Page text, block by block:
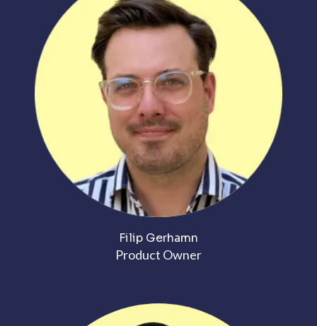
Filip Gerhamn
Product Owner